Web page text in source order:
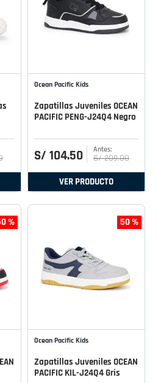
Ocean Pacific Kids
Zapatillas Juveniles OCEAN
PACIFIC PENG-J24Q4 Negro
S/ 104.50 S/ 209.00
VER PRODUCTO
% 50 %
Ocean Pacific Kids
Zapatillas Juveniles OCEAN
PACIFIC KIL-J24Q4 Gris